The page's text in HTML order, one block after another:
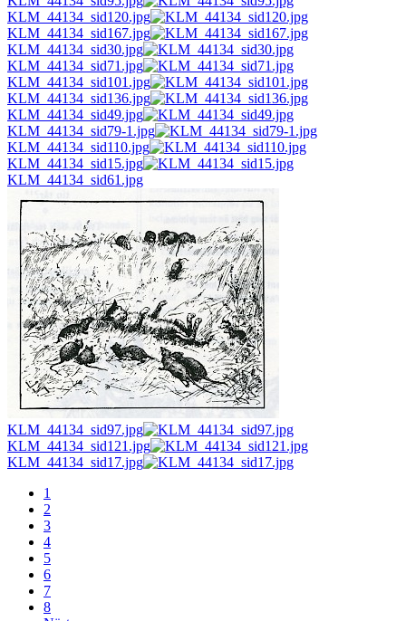
KLM_44134_sid120.jpg
KLM_44134_sid167.jpg
KLM_44134_sid30.jpg
KLM_44134_sid71.jpg
KLM_44134_sid101.jpg
KLM_44134_sid136.jpg
KLM_44134_sid49.jpg
KLM_44134_sid79-1.jpg
KLM_44134_sid110.jpg
KLM_44134_sid15.jpg
KLM_44134_sid61.jpg
KLM_44134_sid97.jpg
KLM_44134_sid121.jpg
KLM_44134_sid17.jpg
1
2
3
4
5
6
7
8